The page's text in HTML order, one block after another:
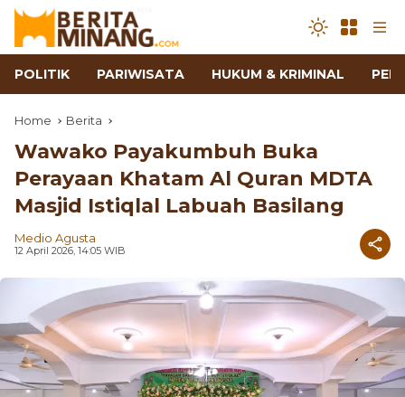
POLITIK PARIWISATA HUKUM & KRIMINAL
Home Berita
Wawako Payakumbuh Buka
Perayaan Khatam Al Quran MDTA
Masjid Istiqlal Labuah Basilang
Medio Agusta
12 April 2026, 14:05 WIB